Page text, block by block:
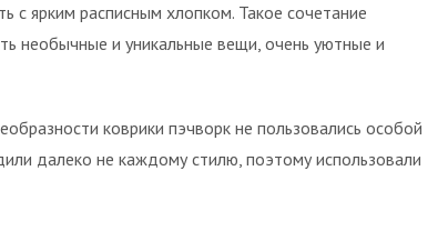
с ярким расписным хлопком. Такое сочетание
необычные и уникальные вещи, очень уютные и
коврики пэчворк не пользовались особой
далеко не каждому стилю, поэтому использовали